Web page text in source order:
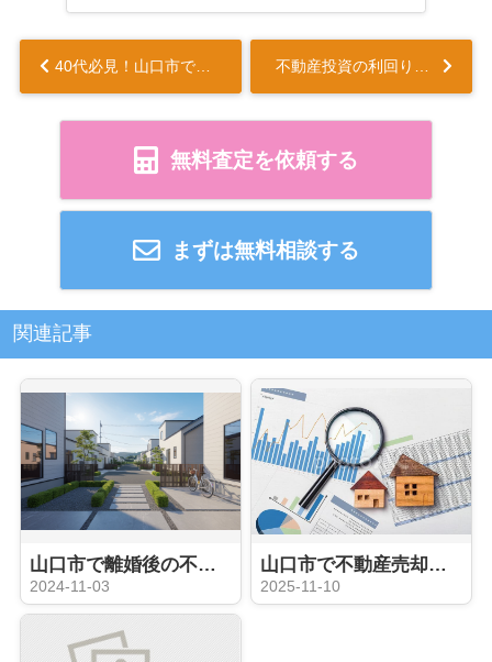
40代必見！山口市で理想の家探し成功法とは？...
無料査定を依頼する
まずは無料相談する
関連記事
山口市で離婚後の不動産売却！成功の秘訣とは？
2024-11-03
山口市で不動産売却の無料相談は誰に頼むべき？信頼できる会社の選び方も紹介
2025-11-10